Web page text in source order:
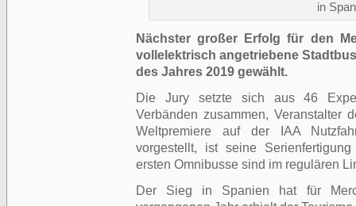
in
Nächster großer Erfolg für den
vollelektrisch angetriebene
des Jahres 2019 gewählt.
Die Jury setzte sich aus 46
Verbänden zusammen, Veranstalter
Weltpremiere auf der IAA
vorgestellt, ist seine
ersten Omnibusse sind im regulären
Der Sieg in Spanien hat für